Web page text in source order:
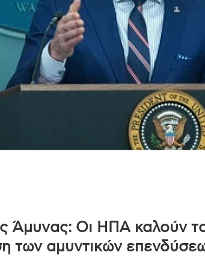
Άμυνας: Οι ΗΠΑ καλούν
των αμυντικών